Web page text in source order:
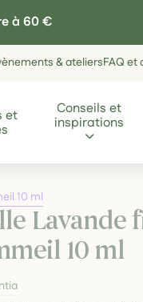
à 60 €
& ateliersFAQ et
et Conseils et
inspirations
10 ml
Lavande
10 ml